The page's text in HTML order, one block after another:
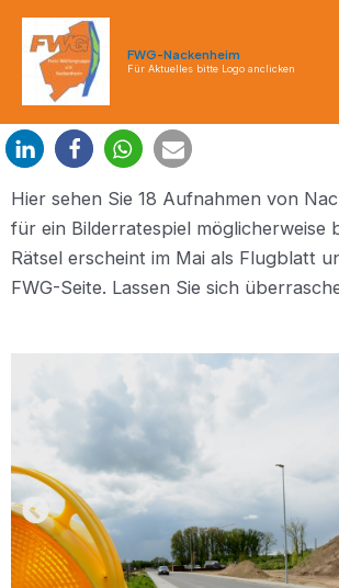
Zum
Inhalt
springen
FWG-Nackenheim
Für Aktuelles bitte Logo anclicken
Hier sehen Sie 18 Aufnahmen von
für ein Bilderratespiel möglicherweise
Rätsel erscheint im Mai als Flugblatt
FWG-Seite. Lassen Sie sich